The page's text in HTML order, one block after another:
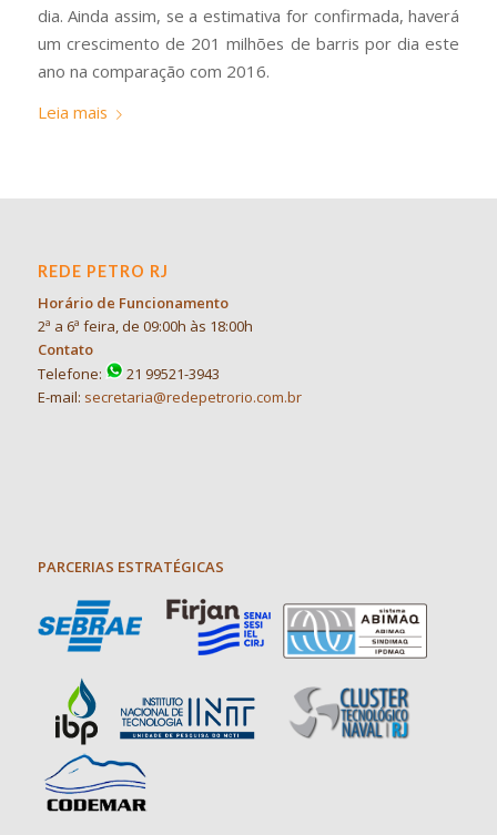
dia. Ainda assim, se a estimativa for confirmada, haverá
um crescimento de 201 milhões de barris por dia este
ano na comparação com 2016.
Leia mais
REDE PETRO RJ
Horário de Funcionamento
2ª a 6ª feira, de 09:00h às 18:00h
Contato
Telefone:
21 99521-3943
E-mail: secretaria@redepetrorio.com.br
PARCERIAS ESTRATÉGICAS